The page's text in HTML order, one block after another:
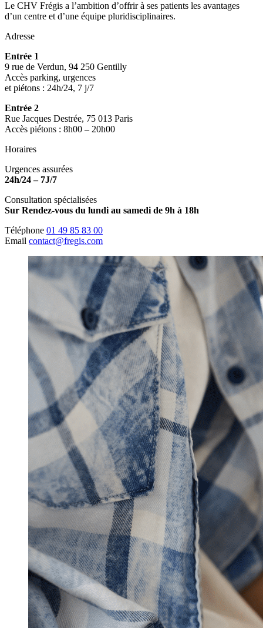
Le CHV Frégis a l’ambition d’offrir à ses patients les avantages
d’un centre et d’une équipe pluridisciplinaires.
Adresse
Entrée 1
9 rue de Verdun, 94 250 Gentilly
Accès parking, urgences
et piétons : 24h/24, 7 j/7
Entrée 2
Rue Jacques Destrée, 75 013 Paris
Accès piétons : 8h00 – 20h00
Horaires
Urgences assurées
24h/24 – 7J/7
Consultation spécialisées
Sur Rendez-vous du lundi au samedi de 9h à 18h
Téléphone 01 49 85 83 00
Email contact@fregis.com